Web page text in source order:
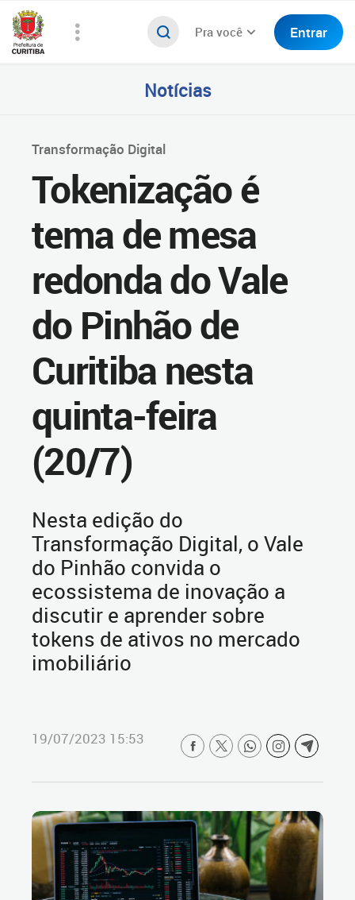
Pra você Entrar
Notícias
Transformação Digital
Tokenização é
tema de mesa
redonda do Vale
do Pinhão de
Curitiba nesta
quinta-feira
(20/7)
Nesta edição do
Transformação Digital, o Vale
do Pinhão convida o
ecossistema de inovação a
discutir e aprender sobre
tokens de ativos no mercado
imobiliário
19/07/2023 15:53